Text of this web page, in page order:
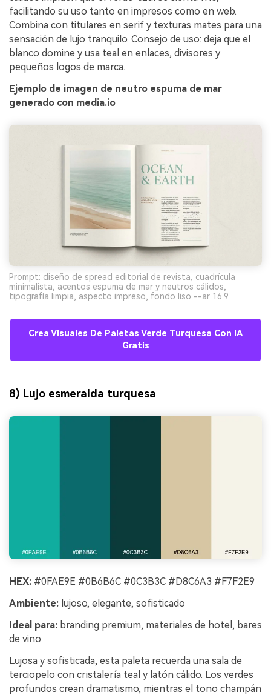
facilitando su uso tanto en impresos como en web.
Combina con titulares en serif y texturas mates para una
sensación de lujo tranquilo. Consejo de uso: deja que el
blanco domine y usa teal en enlaces, divisores y
pequeños logos de marca.
Ejemplo de imagen de neutro espuma de mar
generado con media.io
Prompt: diseño de spread editorial de revista, cuadrícula
minimalista, acentos espuma de mar y neutros cálidos,
tipografía limpia, aspecto impreso, fondo liso --ar 16:9
Crea Visuales De Paletas Verde Turquesa Con IA
Gratis
8) Lujo esmeralda turquesa
HEX: #0FAE9E #0B6B6C #0C3B3C #D8C6A3 #F7F2E9
Ambiente: lujoso, elegante, sofisticado
Ideal para: branding premium, materiales de hotel, bares
de vino
Lujosa y sofisticada, esta paleta recuerda una sala de
terciopelo con cristalería teal y latón cálido. Los verdes
profundos crean dramatismo, mientras el tono champán